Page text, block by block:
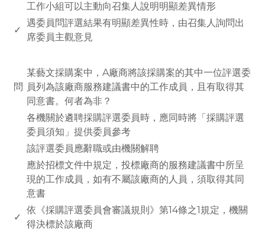
工作小組可以主動向召集人說明明顯差異情形
✓
遇委員問評選結果有明顯差異性時，由召集人詢問出
席委員主觀意見
問
某藝文採購案中，A廠商將該採購案的其中一位評選委
員列為該廠商服務建議書中的工作成員，且有取得其
同意書。何者為非？
各機關於遴聘採購評選委員時，應同時將「採購評選
委員須知」提供委員參考
該評選委員應辭職或由機關解聘
應於招標文件中規定，投標廠商的服務建議書中所呈
現的工作成員，如有不屬該廠商的人員，須取得其同
意書
✓
依《採購評選委員會審議規則》第14條之1規定，機關
得決標於該廠商